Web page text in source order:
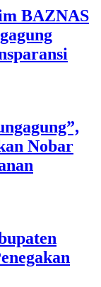
BAZNAS
Nobar